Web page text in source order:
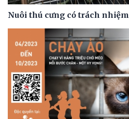
Nuôi thú cưng có trách nhiệm